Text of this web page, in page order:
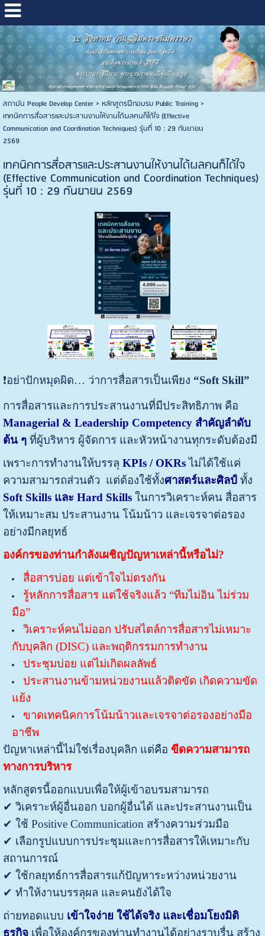
สถาบัน People Develop Center> หลักสูตรฝึกอบรม Public Training>
เทคนิคการสื่อสารและประสานงานให้งานได้ผลคนก็ได้ใจ (Effective
Communication and Coordination Techniques) รุ่นที่ 10 : 29 กันยายน
2569
เทคนิคการสื่อสารและประสานงานให้งานได้ผลคนก็ได้ใจ
(Effective Communication and Coordination Techniques)
รุ่นที่ 10 : 29 กันยายน 2569
❗️อย่าปักหมุดผิด… ว่าการสื่อสารเป็นเพียง “Soft Skill”
การสื่อสารและการประสานงานที่มีประสิทธิภาพ คือ
Managerial & Leadership Competency สำคัญลำดับ
ต้น ๆ ที่ผู้บริหาร ผู้จัดการ และหัวหน้างานทุกระดับต้องมี
เพราะการทำงานให้บรรลุ KPIs / OKRs ไม่ได้ใช้แค่
ความสามารถส่วนตัว แต่ต้องใช้ทั้งศาสตร์และศิลป์ ทั้ง
Soft Skills และ Hard Skills ในการวิเคราะห์คน สื่อสาร
ให้เหมาะสม ประสานงาน โน้มน้าว และเจรจาต่อรอง
อย่างมีกลยุทธ์
องค์กรของท่านกำลังเผชิญปัญหาเหล่านี้หรือไม่?
สื่อสารบ่อย แต่เข้าใจไม่ตรงกัน
รู้หลักการสื่อสาร แต่ใช้จริงแล้ว “ทีมไม่อิน ไม่ร่วม
มือ”
วิเคราะห์คนไม่ออก ปรับสไตล์การสื่อสารไม่เหมาะ
กับบุคลิก (DISC) และพฤติกรรมการทำงาน
ประชุมบ่อย แต่ไม่เกิดผลลัพธ์
ประสานงานข้ามหน่วยงานแล้วติดขัด เกิดความขัด
แย้ง
ขาดเทคนิคการโน้มน้าวและเจรจาต่อรองอย่างมือ
อาชีพ
ปัญหาเหล่านี้ไม่ใช่เรื่องบุคลิก แต่คือ ขีดความสามารถ
ทางการบริหาร
หลักสูตรนี้ออกแบบเพื่อให้ผู้เข้าอบรมสามารถ
✔ วิเคราะห์ผู้อื่นออก บอกผู้อื่นได้ และประสานงานเป็น
✔ ใช้ Positive Communication สร้างความร่วมมือ
✔ เลือกรูปแบบการประชุมและการสื่อสารให้เหมาะกับ
สถานการณ์
✔ ใช้กลยุทธ์การสื่อสารแก้ปัญหาระหว่างหน่วยงาน
✔ ทำให้งานบรรลุผล และคนยังได้ใจ
ถ่ายทอดแบบ เข้าใจง่าย ใช้ได้จริง และเชื่อมโยงมิติ
ธุรกิจ เพื่อให้องค์กรของท่านทำงานได้อย่างราบรื่น สร้าง